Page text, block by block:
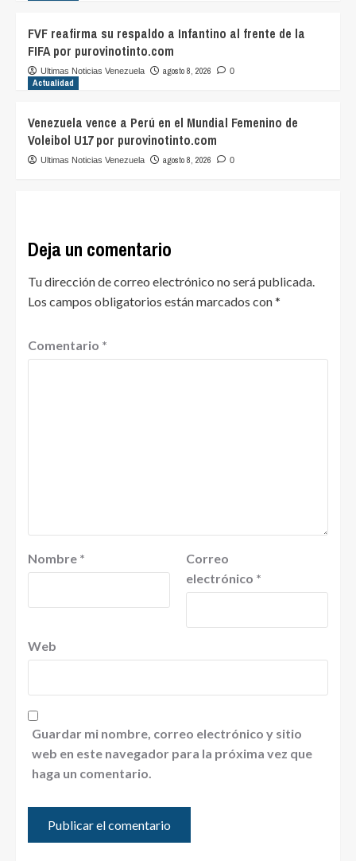
FVF reafirma su respaldo a Infantino al frente de la
FIFA por purovinotinto.com
Ultimas Noticias Venezuela agosto 8, 2026 0
Actualidad
Venezuela vence a Perú en el Mundial Femenino de
Voleibol U17 por purovinotinto.com
Ultimas Noticias Venezuela agosto 8, 2026 0
Deja un comentario
Tu dirección de correo electrónico no será publicada.
Los campos obligatorios están marcados con*
Comentario *
Nombre *
Correo
electrónico *
Web
Guardar mi nombre, correo electrónico y sitio
web en este navegador para la próxima vez que
haga un comentario.